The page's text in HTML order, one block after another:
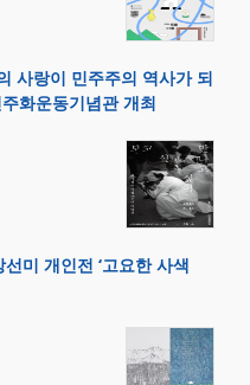
사랑이 민주주의 역사가 되
화운동기념관 개최
선미 개인전 ‘고요한 사색